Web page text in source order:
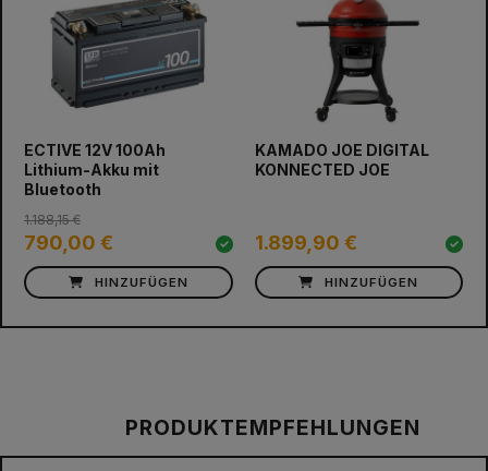
ECTIVE 12V 100Ah
Lithium-Akku mit
Bluetooth
790,00 €
1.188,15 €
HINZUFÜGEN
KAMADO JOE DIGITAL
KONNECTED JOE
1.899,90 €
HINZUFÜGEN
prev
PRODUKTEMPFEHLUNGEN